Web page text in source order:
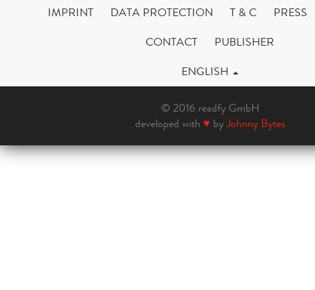
IMPRINT DATA PROTECTION T & C
PRESS
CONTACT
PUBLISHER
ENGLISH
© 2016 readfy GmbH
developed with ♥ byJohnny Bytes